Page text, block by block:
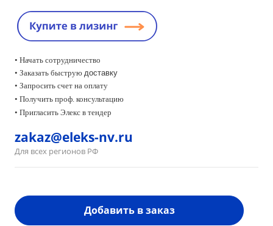
• Начать сотрудничество
• Заказать быструю доставку
• Запросить счет на оплату
• Получить проф. консультацию
• Пригласить Элекс в тендер
zakaz@eleks-nv.ru
Для всех регионов РФ
Добавить в заказ